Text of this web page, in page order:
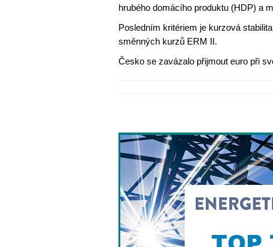
hrubého domácího produktu (HDP) a
Posledním kritériem je kurzová
směnných kurzů ERM II.
Česko se zavázalo přijmout euro při